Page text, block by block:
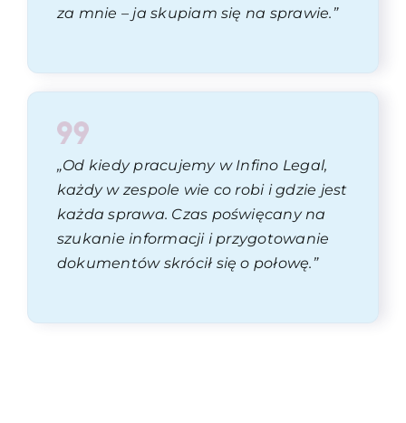
za mnie – ja skupiam się na sprawie.”
„Od kiedy pracujemy w Infino Legal,
każdy w zespole wie co robi i gdzie jest
każda sprawa. Czas poświęcany na
szukanie informacji i przygotowanie
dokumentów skrócił się o połowę.”